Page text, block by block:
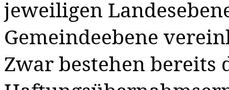
jeweiligen
Gemeindeebene
Zwar bestehen